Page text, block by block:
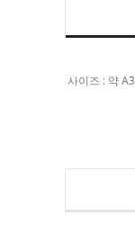
사이즈 : 약 A3